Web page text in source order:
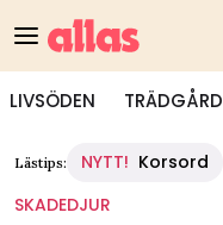
LIVSÖDEN TRÄDGÅRD
Lästips: NYTT! Korsord
SKADEDJUR